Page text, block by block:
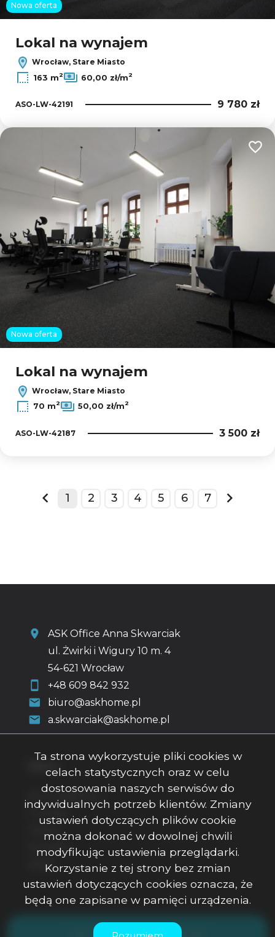
Nowa oferta
Lokal na wynajem
Wrocław, Stare Miasto
163 m2 60,00 zł/m2
ASO-LW-42191 9 780 zł
Nowa oferta
Lokal na wynajem
Wrocław, Stare Miasto
70 m2 50,00 zł/m2
ASO-LW-42187 3 500 zł
prev
1 2 3 4 5 6 7
next
ASK Office Anna Skwarciak
ul. Żwirki i Wigury 10 m. 4
54-621 Wrocław
+48 609 842 932
biuro@askhome.pl
a.skwarciak@askhome.pl
O firmie
Kontakt
Rodo
ASK Office Anna Skwarciak © 2026
Ta strona wykorzystuje pliki cookies w
celach statystycznych oraz w celu
dostosowania naszych serwisów do
indywidualnych potrzeb klientów. Zmiany
ustawień dotyczących plików cookie
można dokonać w dowolnej chwili
modyfikując ustawienia przeglądarki.
Korzystanie z tej strony bez zmian
ustawień dotyczących cookies oznacza, że
będą one zapisane w pamięci urządzenia.